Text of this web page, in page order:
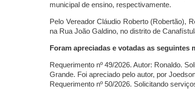
municipal de ensino, respectivamente.
Pelo Vereador Cláudio Roberto (Robertão),
na Rua João Galdino, no distrito de
Foram apreciadas e votadas as seguintes
Requerimento nº 49/2026. Autor: Ronaldo.
Grande. Foi apreciado pelo autor, por
Requerimento nº 50/2026. Solicitando